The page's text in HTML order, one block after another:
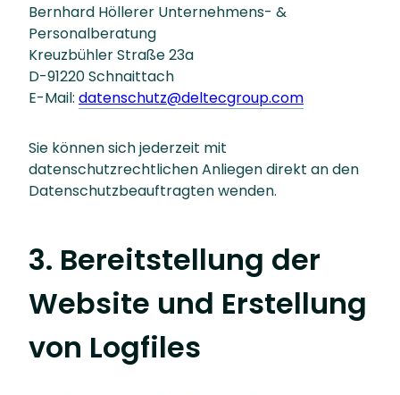
Bernhard Höllerer Unternehmens- &
Personalberatung
Kreuzbühler Straße 23a
D-91220 Schnaittach
E-Mail: datenschutz@deltecgroup.com
Sie können sich jederzeit mit
datenschutzrechtlichen Anliegen direkt an den
Datenschutzbeauftragten wenden.
3. Bereitstellung der
Website und Erstellung
von Logfiles